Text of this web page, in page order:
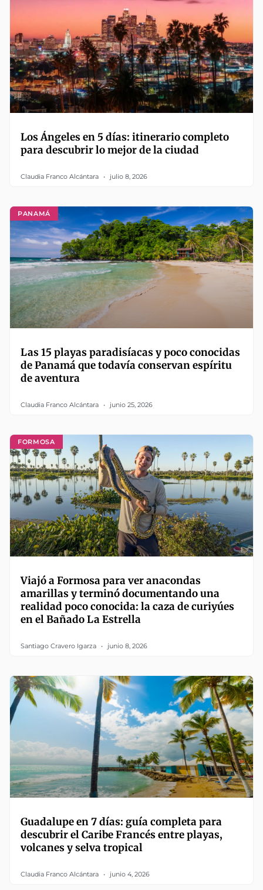
Los Ángeles en 5 días: itinerario completo
para descubrir lo mejor de la ciudad
Claudia Franco Alcántara julio 8, 2026
PANAMÁ
Las 15 playas paradisíacas y poco conocidas
de Panamá que todavía conservan espíritu
de aventura
Claudia Franco Alcántara junio 25, 2026
FORMOSA
Viajó a Formosa para ver anacondas
amarillas y terminó documentando una
realidad poco conocida: la caza de curiyúes
en el Bañado La Estrella
Santiago Cravero Igarza junio 8, 2026
Guadalupe en 7 días: guía completa para
descubrir el Caribe Francés entre playas,
volcanes y selva tropical
Claudia Franco Alcántara junio 4, 2026